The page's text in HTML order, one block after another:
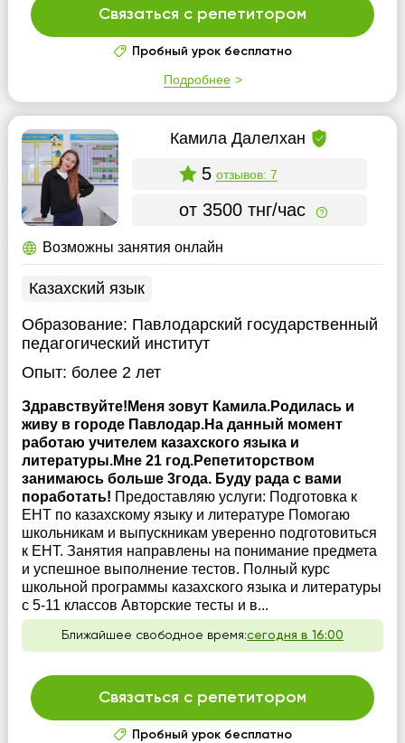
Связаться с репетитором
Пробный урок бесплатно
Подробнее
Камила Далелхан
5 отзывов: 7
от 3500 тнг/час
Возможны занятия онлайн
Казахский язык
Образование: Павлодарский государственный
педагогический институт
Опыт: более 2 лет
Здравствуйте!Меня зовут Камила.Родилась и
живу в городе Павлодар.На данный момент
работаю учителем казахского языка и
литературы.Мне 21 год.Репетиторством
занимаюсь больше 3года. Буду рада с вами
поработать! Предоставляю услуги: Подготовка к
ЕНТ по казахскому языку и литературе Помогаю
школьникам и выпускникам уверенно подготовиться
к ЕНТ. Занятия направлены на понимание предмета
и успешное выполнение тестов. Полный курс
школьной программы казахского языка и литературы
с 5-11 классов Авторские тесты и в...
Ближайшее свободное время:сегодня в 16:00
Связаться с репетитором
Пробный урок бесплатно